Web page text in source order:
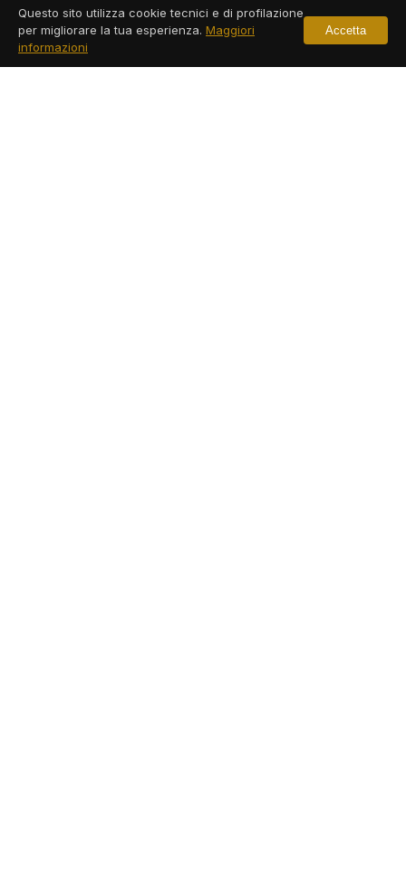
Questo sito utilizza cookie tecnici e di profilazione
per migliorare la tua esperienza. Maggiori
informazioni
Accetta